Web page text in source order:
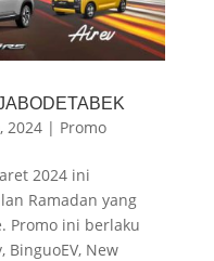
2024| Promo
2024 ini
Ramadan yang
Promo ini berlaku
New